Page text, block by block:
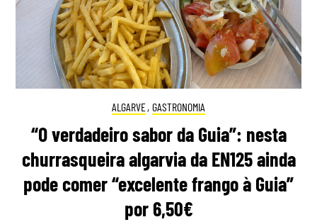
ALGARVE, GASTRONOMIA
“O verdadeiro sabor da Guia”: nesta
churrasqueira algarvia da EN125 ainda
pode comer “excelente frango à Guia”
por 6,50€